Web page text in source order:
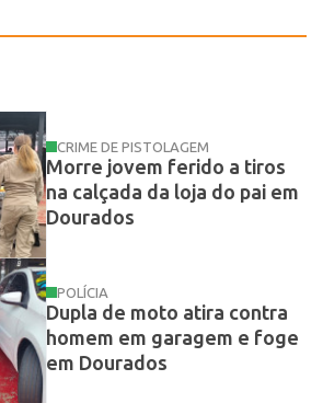
CRIME DE PISTOLAGEM
Morre jovem ferido a tiros
na calçada da loja do pai em
Dourados
POLÍCIA
Dupla de moto atira contra
homem em garagem e foge
em Dourados